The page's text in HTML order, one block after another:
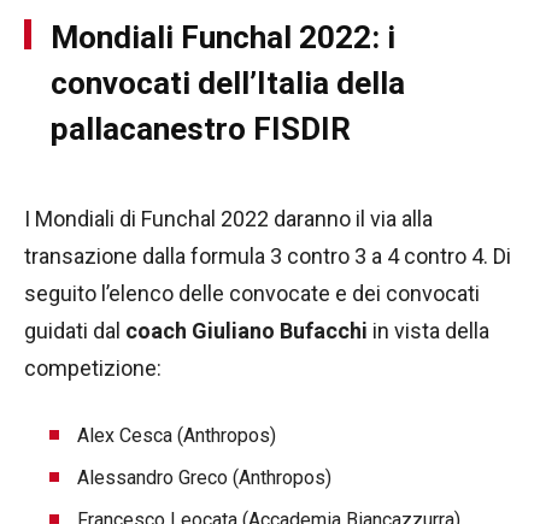
Mondiali Funchal 2022: i
convocati dell’Italia della
pallacanestro FISDIR
I Mondiali di Funchal 2022 daranno il via alla
transazione dalla formula 3 contro 3 a 4 contro 4. Di
seguito l’elenco delle convocate e dei convocati
guidati dal coach Giuliano Bufacchi in vista della
competizione:
Alex Cesca (Anthropos)
Alessandro Greco (Anthropos)